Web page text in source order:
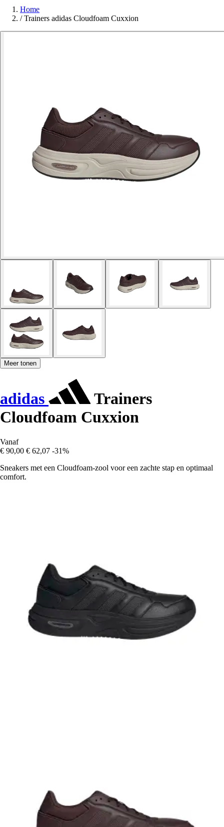
Home
/ Trainers adidas Cloudfoam Cuxxion
Meer tonen
adidas
Trainers
Cloudfoam Cuxxion
Vanaf
€ 90,00 € 62,07 -31%
Sneakers met een Cloudfoam-zool voor een zachte stap en optimaal
comfort.